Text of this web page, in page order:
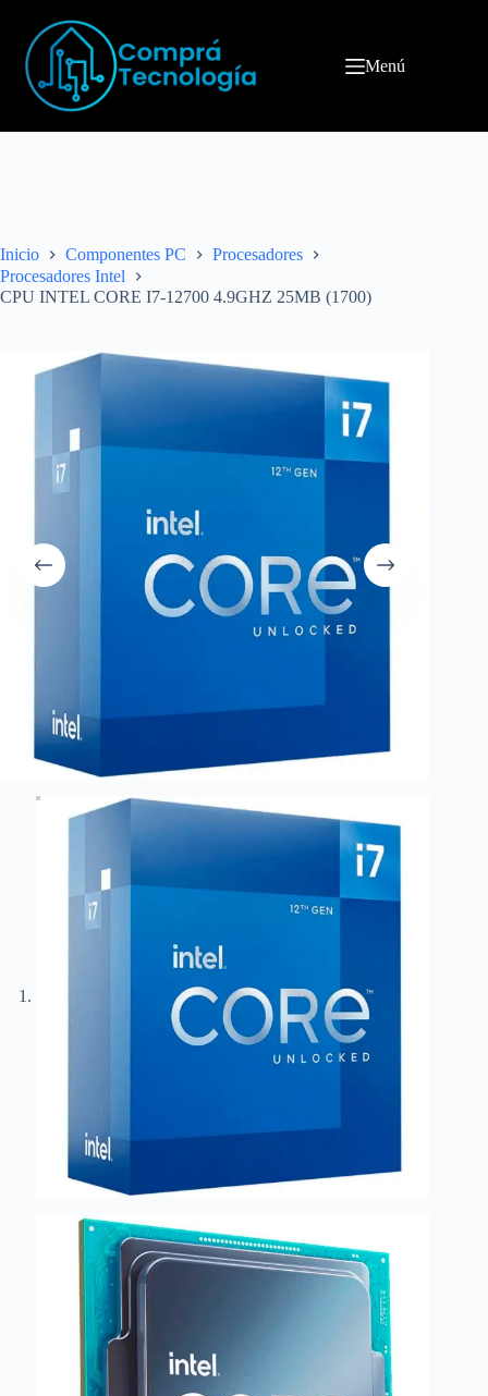
Menú
Inicio Componentes PC
Procesadores
Procesadores Intel
CPU INTEL CORE I7-12700 4.9GHZ 25MB (1700)